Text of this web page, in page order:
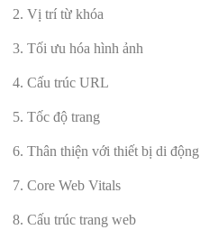
Vị trí từ khóa
Tối ưu hóa hình ảnh
Cấu trúc URL
Tốc độ trang
Thân thiện với thiết bị di động
Core Web Vitals
Cấu trúc trang web